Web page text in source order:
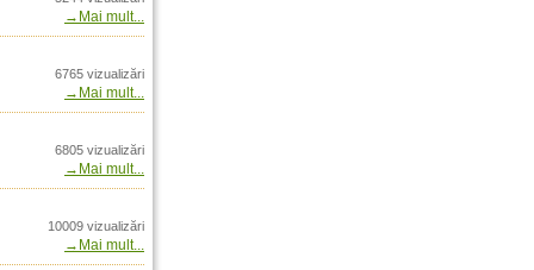
doar prin
in Romania din vara
doar prin Arrow
Romania prin Arrow
→Mai mult...
6765 vizualizări
→Mai mult...
6805 vizualizări
→Mai mult...
10009 vizualizări
→Mai mult...